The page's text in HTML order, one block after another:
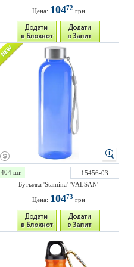
Цена: 10472 грн
404 шт.
15456-03
Бутылка 'Stamina' 'VALSAN'
Цена: 10473 грн